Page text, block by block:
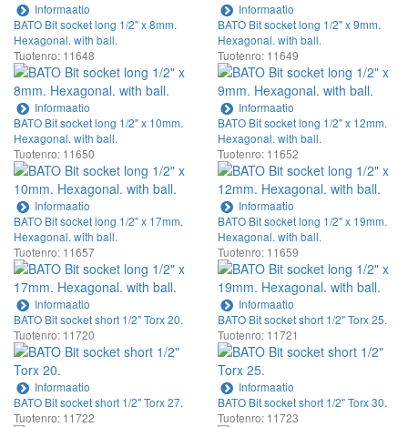
Informaatio
Informaatio
BATO Bit socket long 1/2" x 8mm.
Hexagonal. with ball.
Tuotenro: 11648
Informaatio
BATO Bit socket long 1/2" x 9mm.
Hexagonal. with ball.
Tuotenro: 11649
Informaatio
BATO Bit socket long 1/2" x 10mm.
Hexagonal. with ball.
Tuotenro: 11650
Informaatio
BATO Bit socket long 1/2" x 12mm.
Hexagonal. with ball.
Tuotenro: 11652
Informaatio
BATO Bit socket long 1/2" x 17mm.
Hexagonal. with ball.
Tuotenro: 11657
Informaatio
BATO Bit socket long 1/2" x 19mm.
Hexagonal. with ball.
Tuotenro: 11659
Informaatio
BATO Bit socket short 1/2" Torx 20.
Tuotenro: 11720
Informaatio
BATO Bit socket short 1/2" Torx 25.
Tuotenro: 11721
Informaatio
BATO Bit socket short 1/2" Torx 27.
Tuotenro: 11722
BATO Bit socket short 1/2" Torx 30.
Tuotenro: 11723